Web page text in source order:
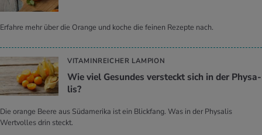
Erfahre mehr über die Orange und koche die feinen Rezepte nach.
VITAMINREICHER LAMPION
Wie viel Ge­sun­des ver­steckt sich in der Phy­sa­
lis?
Die orange Beere aus Südamerika ist ein Blickfang. Was in der Physalis
Wertvolles drin steckt.